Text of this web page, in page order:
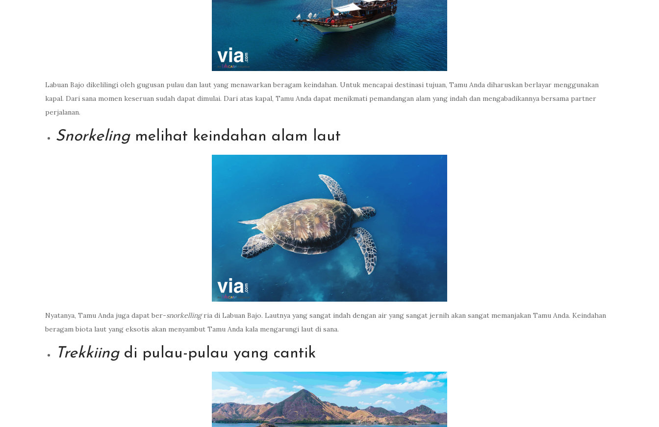
Labuan Bajo dikelilingi oleh gugusan pulau dan laut yang menawarkan beragam keindahan. Untuk mencapai destinasi tujuan, Tamu Anda diharuskan berlayar menggunakan
kapal. Dari sana momen keseruan sudah dapat dimulai. Dari atas kapal, Tamu Anda dapat menikmati pemandangan alam yang indah dan mengabadikannya bersama partner
perjalanan.
Snorkeling melihat keindahan alam laut
Nyatanya, Tamu Anda juga dapat ber-snorkellingria di Labuan Bajo. Lautnya yang sangat indah dengan air yang sangat jernih akan sangat memanjakan Tamu Anda. Keindahan
beragam biota laut yang eksotis akan menyambut Tamu Anda kala mengarungi laut di sana.
Trekkiing di pulau-pulau yang cantik